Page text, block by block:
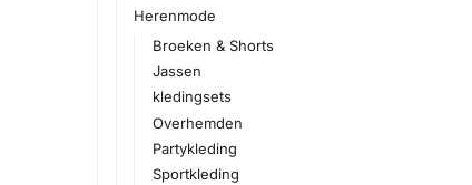
Herenmode
Broeken & Shorts
Jassen
kledingsets
Overhemden
Partykleding
Sportkleding